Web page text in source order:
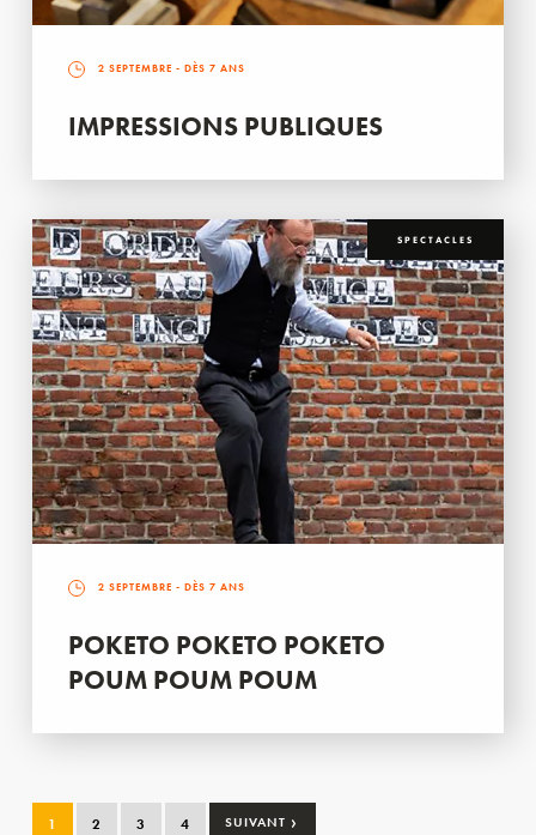
2 SEPTEMBRE - DÈS 7 ANS
IMPRESSIONS PUBLIQUES
SPECTACLES
2 SEPTEMBRE - DÈS 7 ANS
POKETO POKETO POKETO
POUM POUM POUM
1 2 3 4 SUIVANT ›